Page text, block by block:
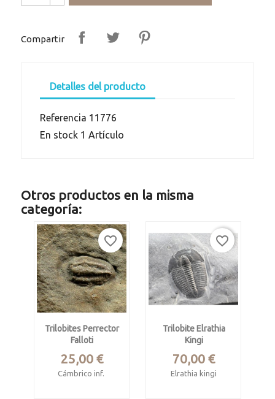
Compartir
Detalles del producto
Referencia 11776
En stock 1 Artículo
Otros productos en la misma
categoría:
Trilobites Perrector
Falloti
Precio
25,00 €
Cámbrico inf.
favorite_border
Trilobite Elrathia
Kingi
Precio
70,00 €
Elrathia kingi
favorite_border